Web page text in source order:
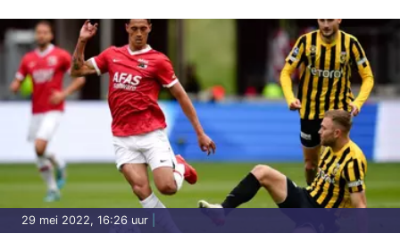
29 mei 2022, 16:26 uur